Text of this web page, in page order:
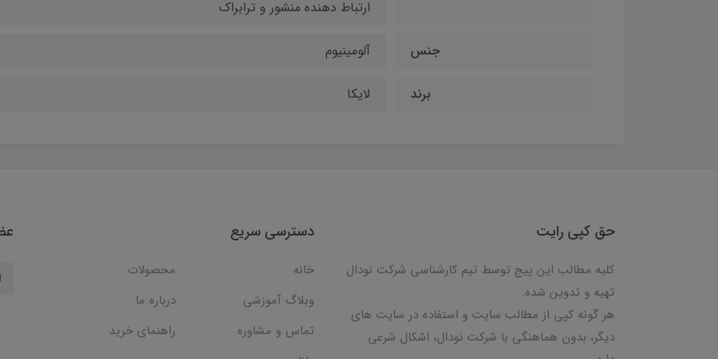
ارتباط دهنده منشور و ترابراک
جنس آلومینیوم
برند لایکا
حق کپی رایت
کلیه مطالب این پیج توسط تیم کارشناسی شرکت نودال
تهیه و تدوین شده.
هر گونه کپی از مطالب سایت و استفاده در سایت های
دیگر، بدون هماهنگی با شرکت نودال، اشکال شرعی
دسترسی سریع
خانه
محصولات
وبلاگ آموزشی
درباره ما
تماس و مشاوره
راهنمای خرید